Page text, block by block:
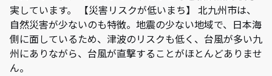
実しています。 【災害リスクが低いまち】 北九州市は、
自然災害が少ないのも特徴。地震の少ない地域で、日本海
側に面しているため、津波のリスクも低く、台風が多い九
州にありながら、台風が直撃することがほとんどありませ
ん。